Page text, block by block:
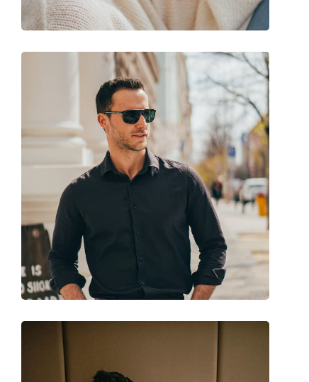
Balama flexibilă:
Nu
Accesorii
Suport:
Da
Lavetă pentru curățat:
Da
Bărbați
Categorie:
Ochelari de soare
Nike
Utilizare:
Sport
Sport:
Ciclism, Alergare,
Cod:
DC3407 011 76